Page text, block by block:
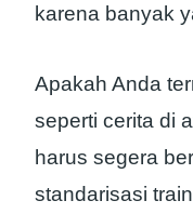
karena banyak
Apakah Anda
seperti cerita di
harus segera
standarisasi